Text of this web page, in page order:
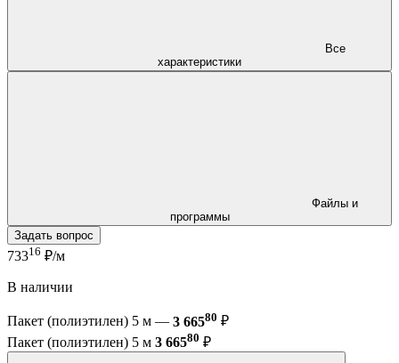
характеристики
программы
Задать вопрос
73316 ₽/м
В наличии
Пакет (полиэтилен) 5 м — 3 66580 ₽
Пакет (полиэтилен) 5 м 3 66580 ₽